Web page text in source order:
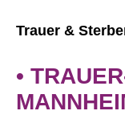
Trauer &
•